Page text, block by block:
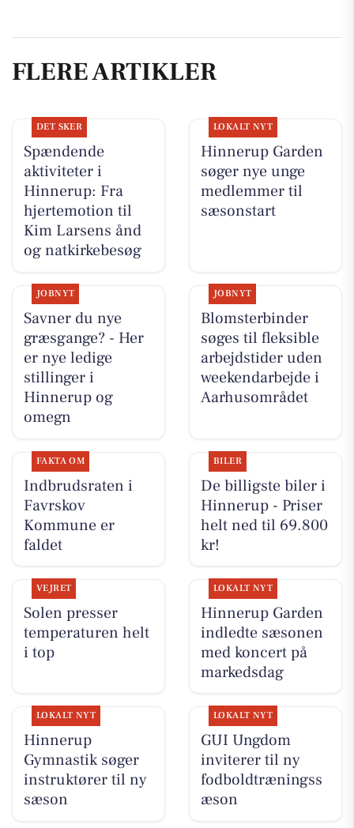
FLERE ARTIKLER
DET SKER
Spændende
aktiviteter i
Hinnerup: Fra
hjertemotion til
Kim Larsens ånd
og natkirkebesøg
LOKALT NYT
Hinnerup Garden
søger nye unge
medlemmer til
sæsonstart
JOBNYT
Savner du nye
græsgange? - Her
er nye ledige
stillinger i
Hinnerup og
omegn
JOBNYT
Blomsterbinder
søges til fleksible
arbejdstider uden
weekendarbejde i
Aarhusområdet
FAKTA OM
Indbrudsraten i
Favrskov
Kommune er
faldet
BILER
De billigste biler i
Hinnerup - Priser
helt ned til 69.800
kr!
VEJRET
Solen presser
temperaturen helt
i top
LOKALT NYT
Hinnerup Garden
indledte sæsonen
med koncert på
markedsdag
LOKALT NYT
Hinnerup
Gymnastik søger
instruktører til ny
sæson
LOKALT NYT
GUI Ungdom
inviterer til ny
fodboldtræningss
æson